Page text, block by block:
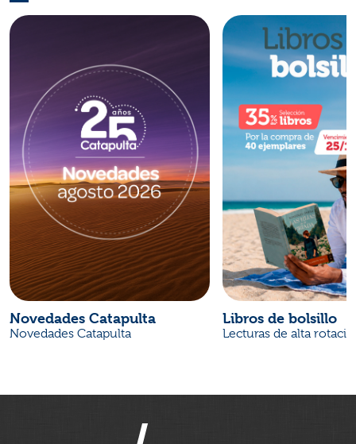
Novedades Catapulta
Novedades Catapulta
Libros de bolsillo
Lecturas de alta